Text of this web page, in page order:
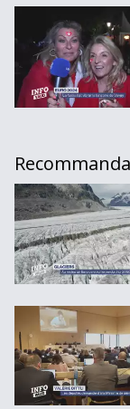
Journal du 24
Les glaciers
Valérie Dittli: